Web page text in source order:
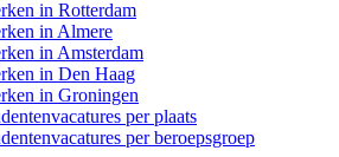
in Rotterdam
in Almere
in Amsterdam
in Den Haag
in Groningen
per plaats
per beroepsgroep